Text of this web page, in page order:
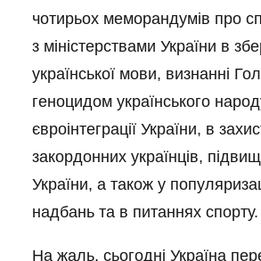
чотирьох меморандумів про
з міністерствами України в
української мови, визнанні
геноцидом українського
євроінтеграції України, в
закордонних українців,
України, а також у
надбань та в питаннях спорту.
На жаль, сьогодні Україна